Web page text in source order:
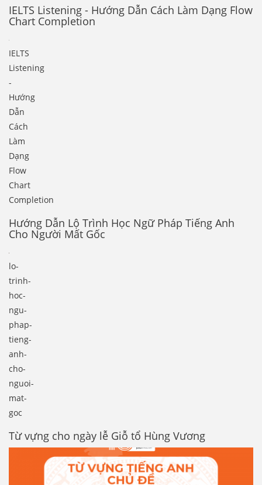
IELTS Listening - Hướng Dẫn Cách Làm Dạng Flow
Chart Completion
IELTS
Listening
-
Hướng
Dẫn
Cách
Làm
Dạng
Flow
Chart
Completion
Hướng Dẫn Lộ Trình Học Ngữ Pháp Tiếng Anh
Cho Người Mất Gốc
lo-
trinh-
hoc-
ngu-
phap-
tieng-
anh-
cho-
nguoi-
mat-
goc
Từ vựng cho ngày lễ Giỗ tổ Hùng Vương